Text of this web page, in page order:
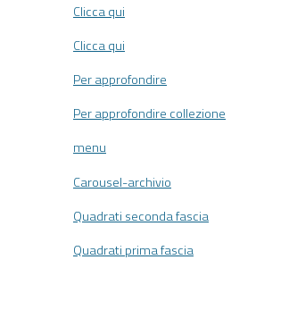
Clicca qui
Clicca qui
Per approfondire
Per approfondire collezione
menu
Carousel-archivio
Quadrati seconda fascia
Quadrati prima fascia